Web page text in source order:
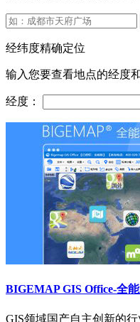
经纬度精确定位
输入您要查看地点的经度
经度：
BIGEMAP GIS Office-全
GIS领域国产自主创新的